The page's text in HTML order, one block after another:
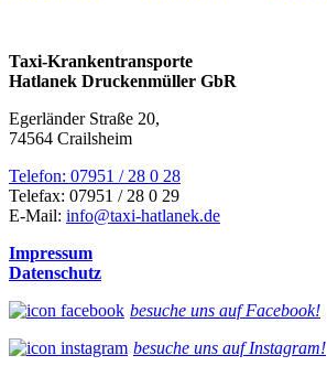
Taxi-Krankentransporte
Hatlanek Druckenmüller GbR
Egerländer Straße 20,
74564 Crailsheim
Telefon: 07951 / 28 0 28
Telefax: 07951 / 28 0 29
E-Mail: info@taxi-hatlanek.de
Impressum
Datenschutz
besuche uns auf Facebook!
besuche uns auf Instagram!